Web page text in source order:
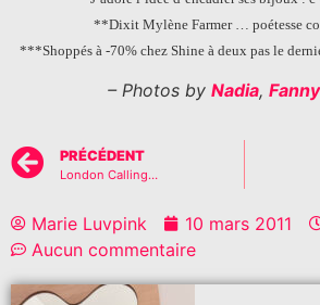
**Dixit Mylène Farmer … poétesse
***Shoppés à -70% chez Shine à deux pas le
– Photos by Nadia, Fanny
PRÉCÉDENT
London Calling…
Marie Luvpink 10 mars 2011
Aucun commentaire